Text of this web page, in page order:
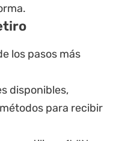
los pasos más
disponibles,
para recibir